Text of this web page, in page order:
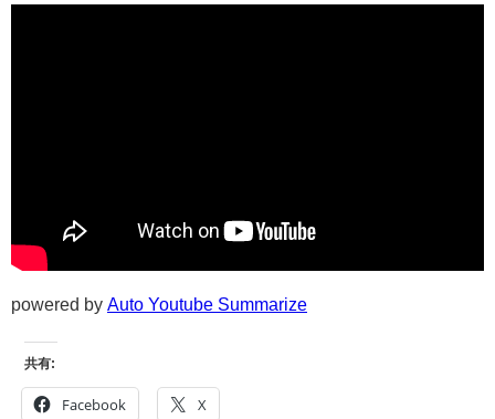
powered by Auto Youtube Summarize
共有:
Facebook X